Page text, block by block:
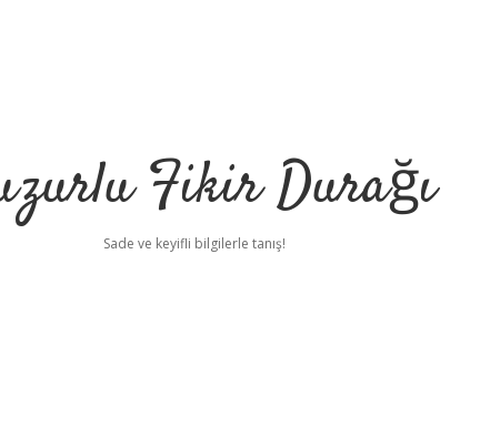
Fikir Durağı
Sade ve keyifli bilgilerle tanış!